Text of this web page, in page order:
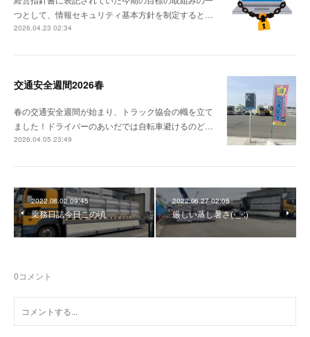
つとして、情報セキュリティ基本方針を制定すると…
2026.04.23 02:34
交通安全週間2026春
春の交通安全週間が始まり、トラック協会の幟を立て
ました！ドライバーのあいだでは自転車避けるのど…
2026.04.05 23:49
2022.08.02 09:45
乗務日誌今日この頃
2022.06.27 02:05
厳しい蒸し暑さ(-_-;)
0コメント